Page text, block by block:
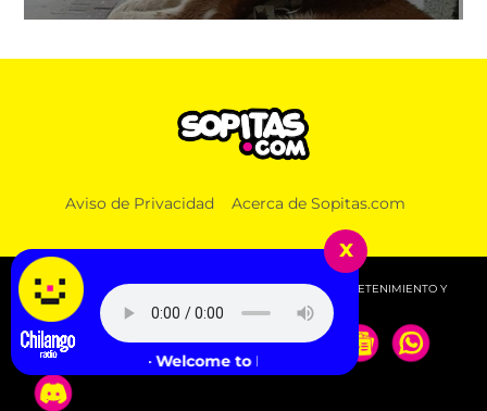
Aviso de Privacidad Acerca de Sopitas.com
© 2026 SOPITAS.COM - MÚSICA, NOTICIAS, DEPORTES, ENTRETENIMIENTO Y
MÁS!.
x
Cher - Welcome to Burlesque